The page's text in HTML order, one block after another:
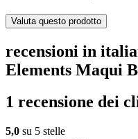
Valuta questo prodotto
recensioni in
Elements Maqui
1 recensione dei
5,0 su 5 stelle